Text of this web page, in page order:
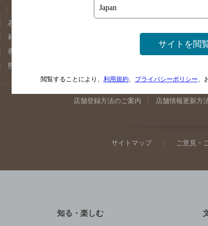
埼玉県のバー検索
石川県のバー検索
和歌山県のバー検索
香川県のバー検索
熊本県のバー検索
店舗登録方法のご案内 店舗情報更新方
サイトマップ ご意見・
知る・楽しむ
サイトを閲
閲覧することにより、 利用規約、 プライバシーポリシー、